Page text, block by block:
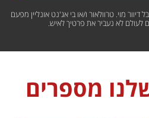
מוי. טרוולאור ו/או בי אג'נט אונליין מפעם
לא נעביר את פרטיך לאיש.
מספרים